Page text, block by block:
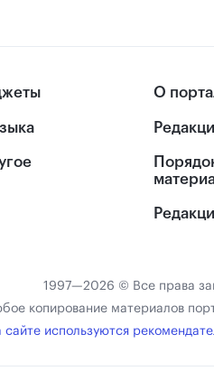
О
1997—2026 © Все права
копирование материалов
сайте используются